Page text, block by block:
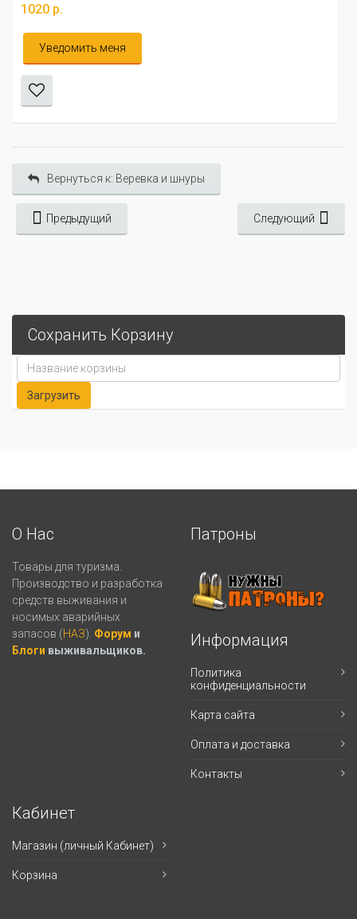
1020 р.
Уведомить меня
Вернуться к: Веревка и шнуры
Предыдущий Следующий
Сохранить Корзину
О Нас
Товары для туризма.
Производство и разработка
средств выживания и
носимых аварийных
запасов (НАЗ). Форум и
Блоги выживальщиков.
Патроны
Информация
Политика
конфиденциальности
Карта сайта
Оплата и доставка
Контакты
Кабинет
Магазин (личный Кабинет)
Корзина